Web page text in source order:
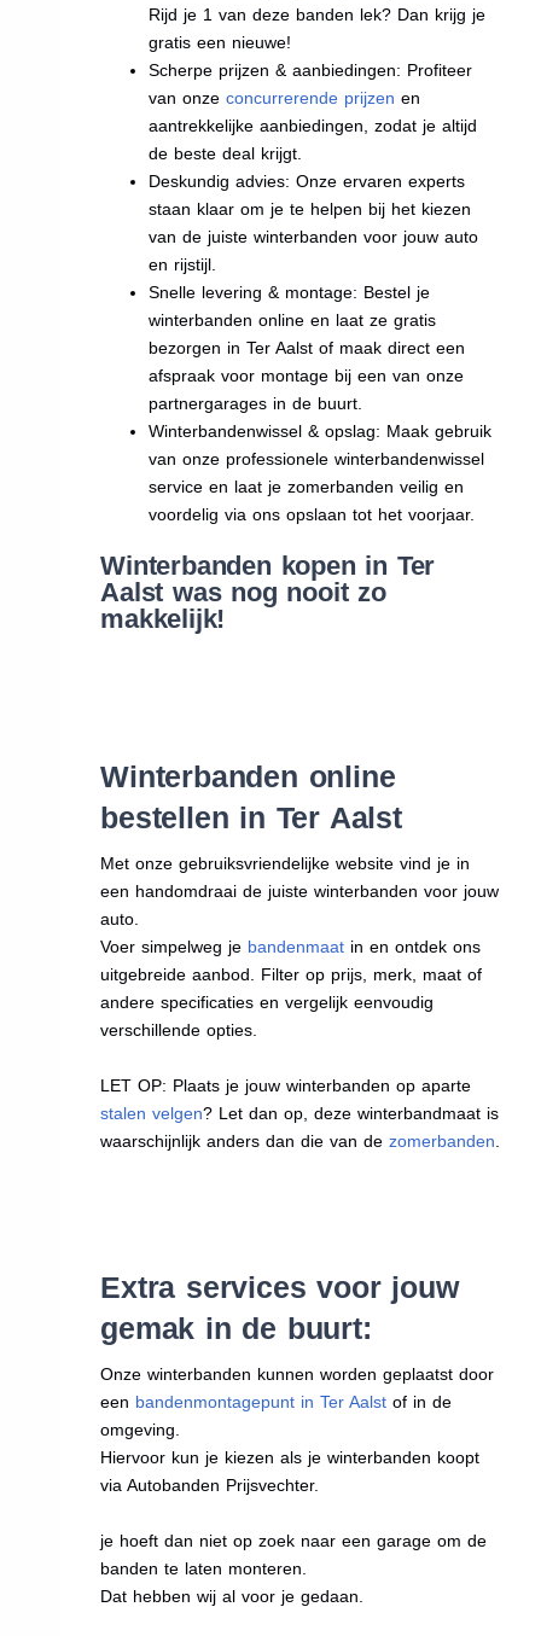
Rijd je 1 van deze banden lek? Dan krijg je
gratis een nieuwe!
Scherpe prijzen & aanbiedingen: Profiteer
van onzeconcurrerende prijzen en
aantrekkelijke aanbiedingen, zodat je altijd
de beste deal krijgt.
Deskundig advies: Onze ervaren experts
staan klaar om je te helpen bij het kiezen
van de juiste winterbanden voor jouw auto
en rijstijl.
Snelle levering & montage: Bestel je
winterbanden online en laat ze gratis
bezorgen in Ter Aalst of maak direct een
afspraak voor montage bij een van onze
partnergarages in de buurt.
Winterbandenwissel & opslag: Maak gebruik
van onze professionele winterbandenwissel
service en laat je zomerbanden veilig en
voordelig via ons opslaan tot het voorjaar.
Winterbanden kopen in Ter
Aalst was nog nooit zo
makkelijk!
Winterbanden online
bestellen in Ter Aalst
Met onze gebruiksvriendelijke website vind je in
een handomdraai de juiste winterbanden voor jouw
auto.
Voer simpelweg je bandenmaat in en ontdek ons
uitgebreide aanbod. Filter op prijs, merk, maat of
andere specificaties en vergelijk eenvoudig
verschillende opties.
LET OP: Plaats je jouw winterbanden op aparte
stalen velgen? Let dan op, deze winterbandmaat is
waarschijnlijk anders dan die van dezomerbanden
Extra services voor jouw
gemak in de buurt:
Onze winterbanden kunnen worden geplaatst door
een bandenmontagepunt in Ter Aalst of in de
omgeving.
Hiervoor kun je kiezen als je winterbanden koopt
via Autobanden Prijsvechter.
je hoeft dan niet op zoek naar een garage om de
banden te laten monteren.
Dat hebben wij al voor je gedaan.